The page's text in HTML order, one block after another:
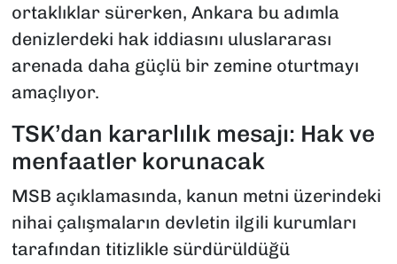
ortaklıklar sürerken, Ankara bu adımla
denizlerdeki hak iddiasını uluslararası
arenada daha güçlü bir zemine oturtmayı
amaçlıyor.
TSK’dan kararlılık mesajı: Hak ve
menfaatler korunacak
MSB açıklamasında, kanun metni üzerindeki
nihai çalışmaların devletin ilgili kurumları
tarafından titizlikle sürdürüldüğü